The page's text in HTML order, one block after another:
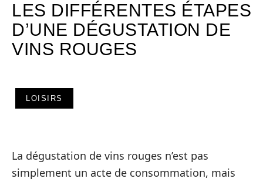
LES DIFFÉRENTES ÉTAPES
D’UNE DÉGUSTATION DE
VINS ROUGES
LOISIRS
La dégustation de vins rouges n’est pas
simplement un acte de consommation, mais